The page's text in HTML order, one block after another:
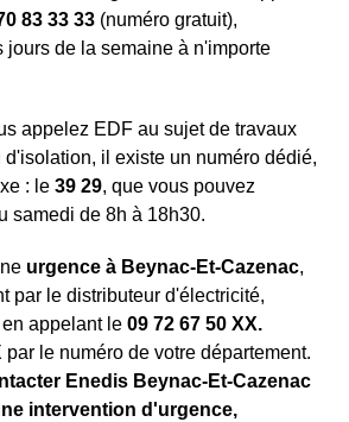
83 33 33 (numéro gratuit),
jours de la semaine à n'importe
appelez EDF au sujet de travaux
d'isolation, il existe un numéro dédié,
: le 39 29, que vous pouvez
samedi de 8h à 18h30.
urgence à Beynac-Et-Cazenac,
par le distributeur d'électricité,
appelant le 09 72 67 50 XX.
le numéro de votre département.
Enedis Beynac-Et-Cazenac
intervention d'urgence,